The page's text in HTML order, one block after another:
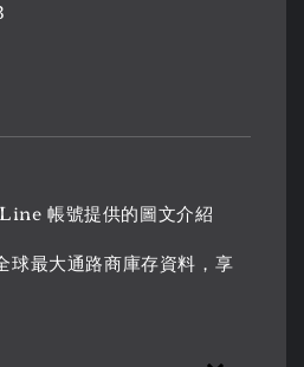
帳號提供的圖文介紹
球最大通路商庫存資料，享